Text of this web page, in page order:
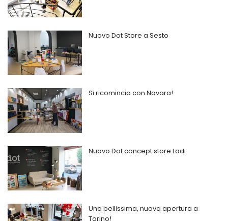
Nuovo Dot Store a Sesto
Si ricomincia con Novara!
Nuovo Dot concept store Lodi
Una bellissima, nuova apertura a
Torino!